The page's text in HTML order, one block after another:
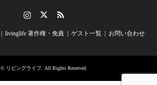
livinglife 著作権・免責 ゲスト一覧 お問い合わせ
© リビングライフ . All Rights Reserved.